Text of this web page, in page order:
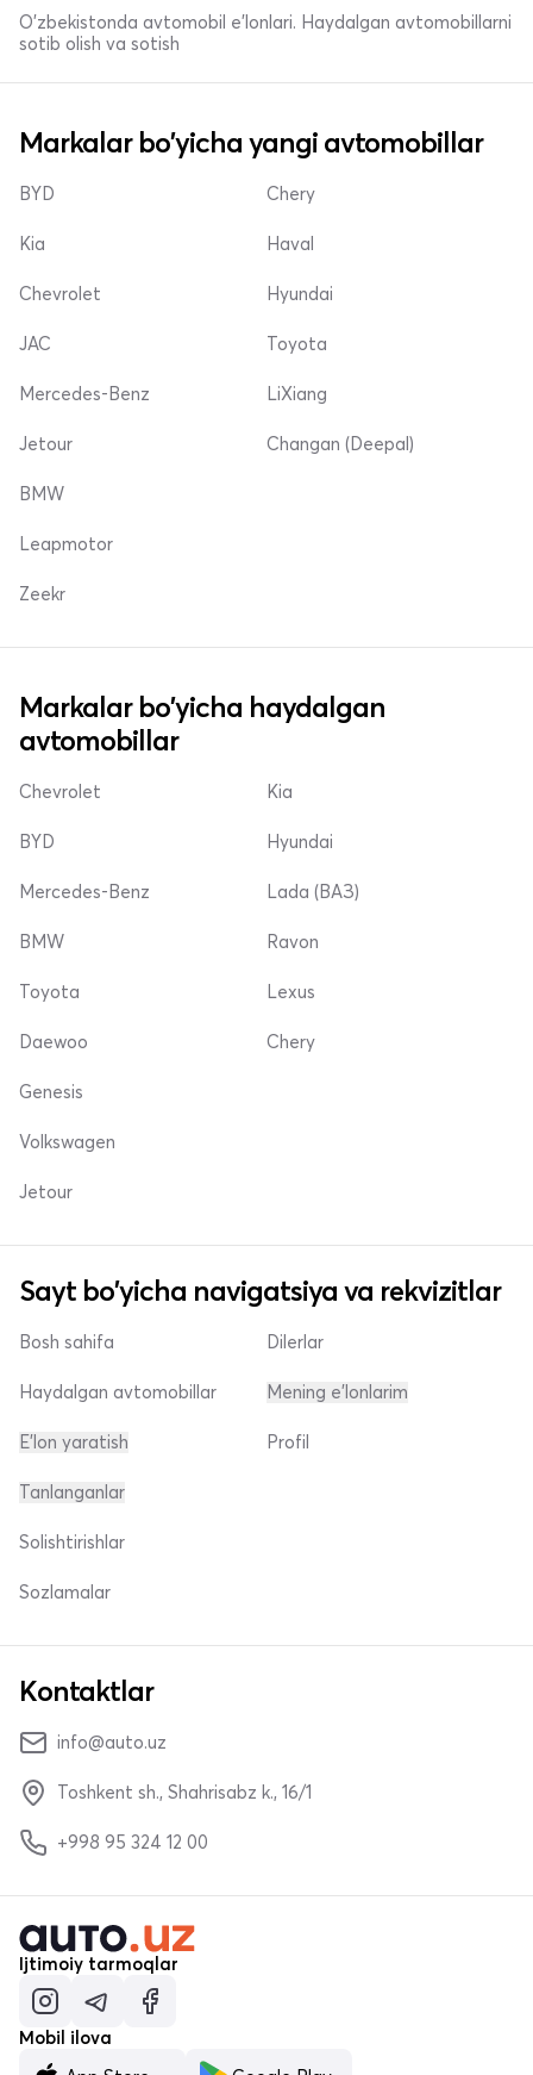
O'zbekistonda avtomobil e’lonlari. Haydalgan avtomobillarni
sotib olish va sotish
Markalar bo'yicha yangi avtomobillar
BYD
Kia
Chevrolet
Chery
Haval
Hyundai
JAC
Mercedes-Benz
Jetour
Toyota
LiXiang
Changan (Deepal)
BMW
Leapmotor
Zeekr
Markalar bo'yicha haydalgan
avtomobillar
Chevrolet
BYD
Mercedes-Benz
Kia
Hyundai
Lada (ВАЗ)
BMW
Toyota
Daewoo
Ravon
Lexus
Chery
Genesis
Volkswagen
Jetour
Sayt bo'yicha navigatsiya va rekvizitlar
Bosh sahifa
Haydalgan avtomobillar
E'lon yaratish
Dilerlar
Mening e'lonlarim
Profil
Tanlanganlar
Solishtirishlar
Sozlamalar
Kontaktlar
info@auto.uz
Toshkent sh., Shahrisabz k., 16/1
+998 95 324 12 00
Ijtimoiy tarmoqlar
Mobil ilova